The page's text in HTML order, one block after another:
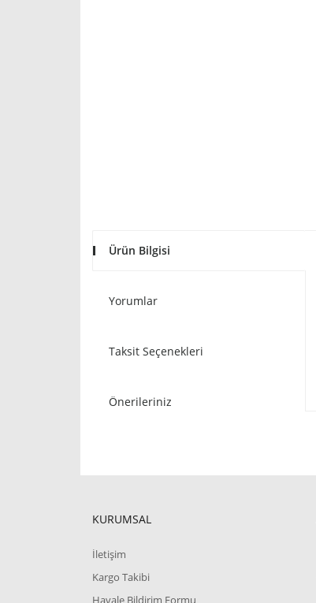
Ürün Bilgisi
Yorumlar
Taksit Seçenekleri
Önerileriniz
KURUMSAL
İletişim
Kargo Takibi
Havale Bildirim Formu